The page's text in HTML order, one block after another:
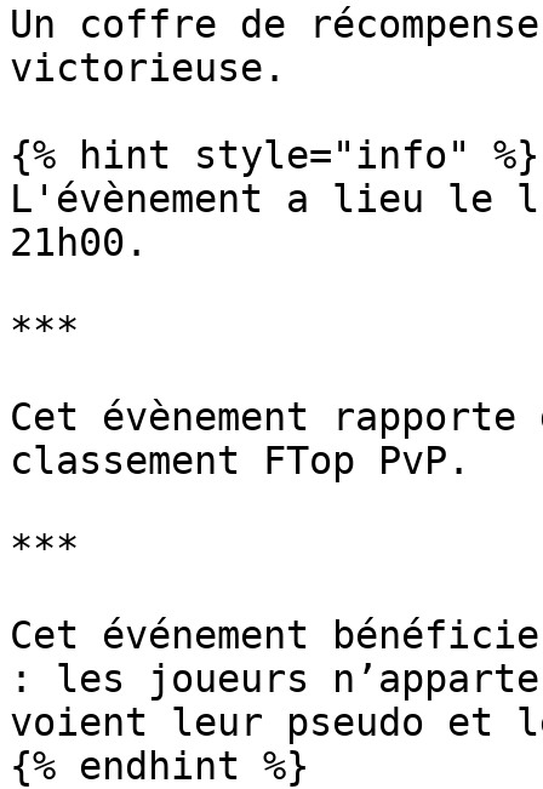
Un coffre de
victorieuse.
{% hint style="info" %}
L'évènement a lieu le
21h00.
***
Cet évènement
classement FTop PvP.
***
Cet événement
: les joueurs
voient leur pseudo et
{% endhint %}